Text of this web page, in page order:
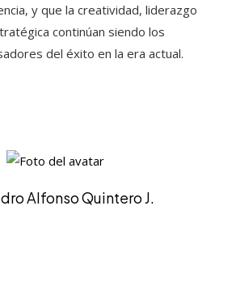
y que la creatividad, liderazgo
continúan siendo los
del éxito en la era actual.
Alfonso Quintero J.